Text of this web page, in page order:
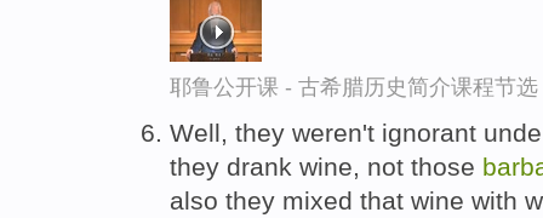
耶鲁公开课 - 古希腊历史简介课程节选
Well, they weren't ignorant
they drank wine, not those
also they mixed that wine with